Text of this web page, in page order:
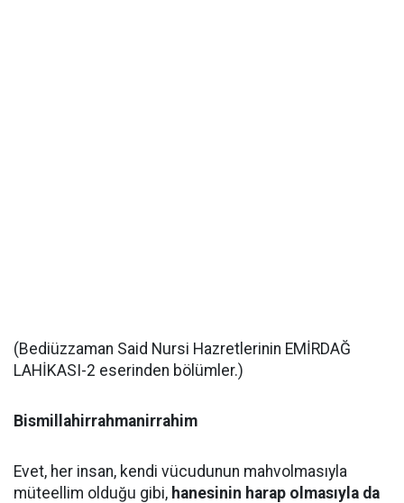
(Bediüzzaman Said Nursi Hazretlerinin EMİRDAĞ
LAHİKASI-2 eserinden bölümler.)
Bismillahirrahmanirrahim
Evet, her insan, kendi vücudunun mahvolmasıyla
müteellim olduğu gibi, hanesinin harap olmasıyla da